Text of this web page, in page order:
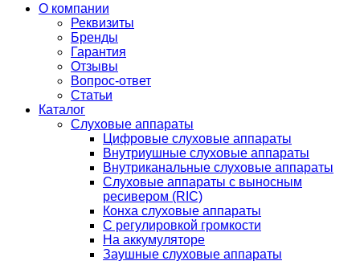
О компании
Реквизиты
Бренды
Гарантия
Отзывы
Вопрос-ответ
Статьи
Каталог
Слуховые аппараты
Цифровые слуховые аппараты
Внутриушные слуховые аппараты
Внутриканальные слуховые аппараты
Слуховые аппараты с выносным
ресивером (RIC)
Конха слуховые аппараты
С регулировкой громкости
На аккумуляторе
Заушные слуховые аппараты